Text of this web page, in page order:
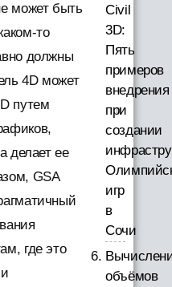
может быть
то
должны
4D может
путем
делает ее
GSA
где это
Civil
3D:
Пять
примеров
внедрения
при
создании
игр
в
Сочи
объёмов